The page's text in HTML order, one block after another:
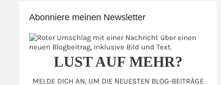
Abonniere meinen Newsletter
LUST AUF MEHR?
MELDE DICH AN, UM DIE NEUESTEN BLOG-BEITRÄGE